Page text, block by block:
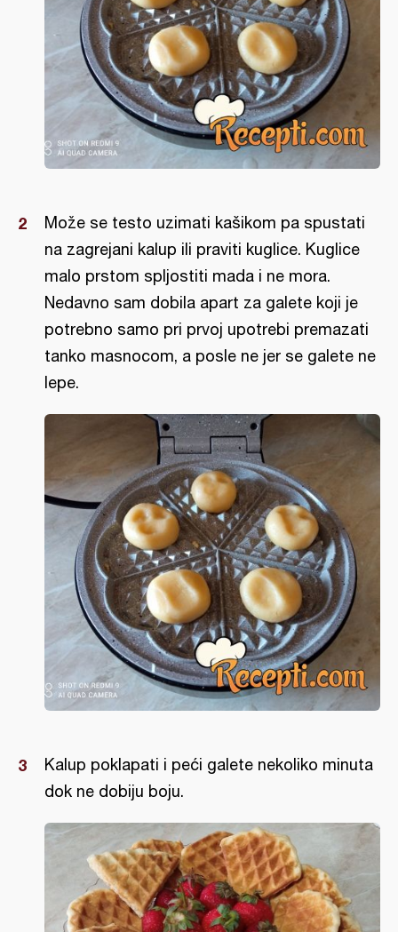
Može se testo uzimati kašikom pa spustati
na zagrejani kalup ili praviti kuglice. Kuglice
malo prstom spljostiti mada i ne mora.
Nedavno sam dobila apart za galete koji je
potrebno samo pri prvoj upotrebi premazati
tanko masnocom, a posle ne jer se galete ne
lepe.
Kalup poklapati i peći galete nekoliko minuta
dok ne dobiju boju.